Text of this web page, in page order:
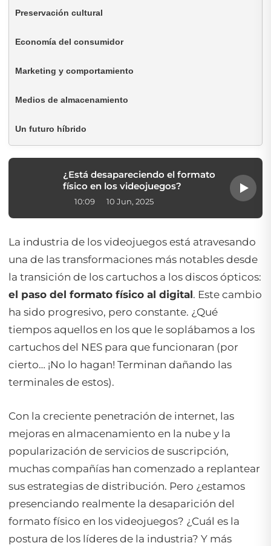
Preservación cultural
Economía del consumidor
Marketing y comportamiento
Medios de almacenamiento
Un futuro híbrido
¿Está desapareciendo el formato
físico en los videojuegos?
10:09 10 Jun, 2025
La industria de los videojuegos está atravesando
una de las transformaciones más notables desde
la transición de los cartuchos a los discos ópticos:
el paso del formato físico al digital. Este cambio
ha sido progresivo, pero constante. ¿Qué
tiempos aquellos en los que le soplábamos a los
cartuchos del NES para que funcionaran (por
cierto… ¡No lo hagan! Terminan dañando las
terminales de estos).
Con la creciente penetración de internet, las
mejoras en almacenamiento en la nube y la
popularización de servicios de suscripción,
muchas compañías han comenzado a replantear
sus estrategias de distribución. Pero ¿estamos
presenciando realmente la desaparición del
formato físico en los videojuegos? ¿Cuál es la
postura de los líderes de la industria? Y más